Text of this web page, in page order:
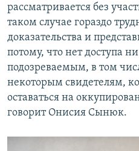
рассматривается без
таком случае гораздо
доказательства и
потому, что нет доступа
подозреваемым, в том
некоторым свидетелям,
оставаться на
говорит Онисия Сынюк.